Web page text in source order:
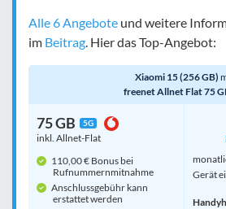
Alle 6 Angebote und weitere
im Beitrag . Hier das Top-Angebot:
Xiaomi 15 (256 GB)
freenet Allnet Flat 75
75 GB 5G
inkl. Allnet-Flat
110,00 € Bonus bei
Rufnummern­mitnahme
Anschlussgebühr kann
erstattet werden
Gerät